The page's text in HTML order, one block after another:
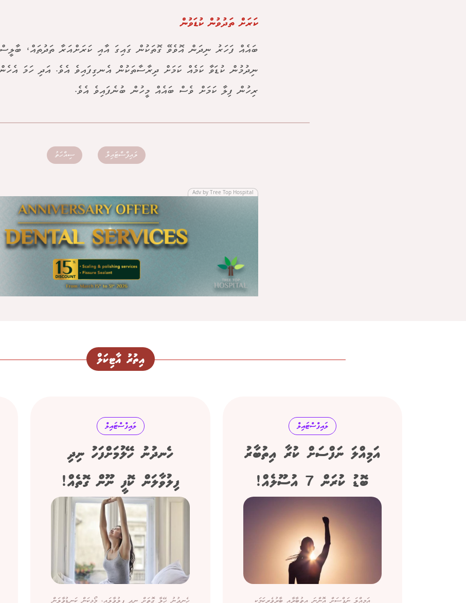
ކަރަށް ތަދުވުން ކުޑަވުން
ބައެއް ފަހަރު ނިދަން އޮވެވޭ ގޮތަކުން ގައިގަ އާއި ކަރަށްއަރާ ތަދުތައް،
ނިދުމުން ކުޑަވާ ކަމެއް ކަމަށް ދިރާސާތަކުން އެނގިފައިވެ އެވެ. އަދި ހަމަ
ރިހުން ފިލާ ކަމަށް ވެސް ބައެއް މީހުން ބުނެފައިވެ އެވެ.
ލައިފްސްޓައިލް ސިއްހަތު
Adv by Tree Top Hospital
އިތުރު އާޓިކަލް
ލައިފްސްޓައިލް
އަމިއްލަ ނަފްސަށް ކުރާ އިތުބާރު
ބޮޑު ކުރަން 7 އުސޫލެއް!
ލައިފްސްޓައިލް
ހެނދުނު ހޭލުމަށްފަހު ނިދި
ފިލުވާލަން ކޮފީ ނޫން ގޮތެއް!